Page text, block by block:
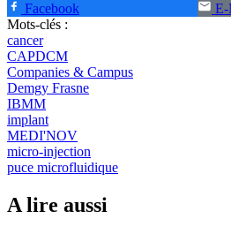
Facebook
Mots-clés :
cancer
CAPDCM
Companies & Campus
Demgy Frasne
IBMM
implant
MEDI'NOV
micro-injection
puce microfluidique
A lire aussi